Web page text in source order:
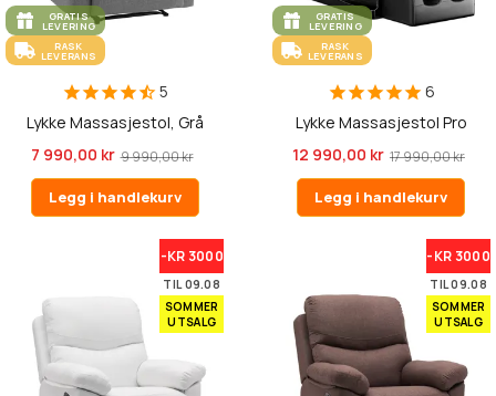
GRATIS
LEVERING
RASK
LEVERANS
5
Lykke Massasjestol, Grå
7 990,00 kr 9 990,00 kr
Legg i handlekurv
GRATIS
LEVERING
RASK
LEVERANS
6
Lykke Massasjestol Pro
12 990,00 kr 17 990,00 kr
Legg i handlekurv
-KR 3000
TIL 09.08
SOMMER
UTSALG
-KR 3000
TIL 09.08
SOMMER
UTSALG